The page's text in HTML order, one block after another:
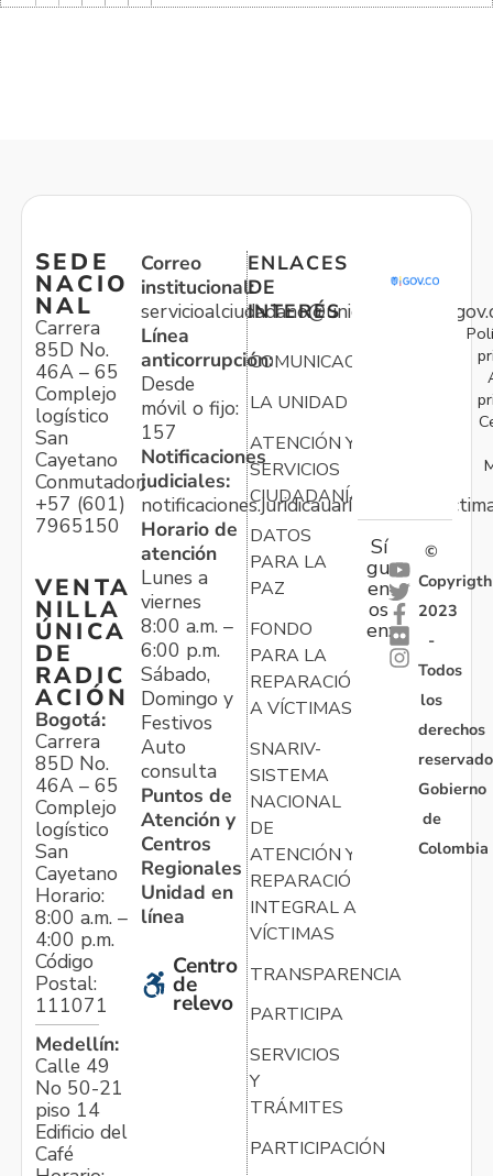
SEDE
NACIO
NAL
Carrera
85D No.
46A – 65
Complejo
logístico
San
Cayetano
Conmutador:
+57 (601)
7965150
VENTA
NILLA
ÚNICA
DE
RADIC
ACIÓN
Bogotá:
Carrera
85D No.
46A – 65
Complejo
logístico
San
Cayetano
Horario:
8:00 a.m. –
4:00 p.m.
Código
Postal:
111071
Medellín:
Calle 49
No 50-21
piso 14
Edificio del
Café
Correo
institucional:
Línea
anticorrupción:
Desde
móvil o fijo:
157
Notificaciones
judiciales:
Horario de
atención
Lunes a
viernes
8:00 a.m. –
6:00 p.m.
Sábado,
Domingo y
Festivos
Auto
consulta
Puntos de
Atención y
Centros
Regionales
Unidad en
línea
Centro
de
relevo
ENLACES
DE
INTERÉS
COMUNICACIONES
LA UNIDAD
ATENCIÓN Y
SERVICIOS
CIUDADANÍA
DATOS
PARA LA
PAZ
FONDO
PARA LA
REPARACIÓN
A VÍCTIMAS
SNARIV-
SISTEMA
NACIONAL
DE
ATENCIÓN Y
REPARACIÓN
INTEGRAL A
VÍCTIMAS
TRANSPARENCIA
PARTICIPA
SERVICIOS
Y
TRÁMITES
PARTICIPACIÓN
Sí
gu
en
os
en:
©
Copyrigth
2023
-
Todos
los
derechos
Gobierno
de
Colombia